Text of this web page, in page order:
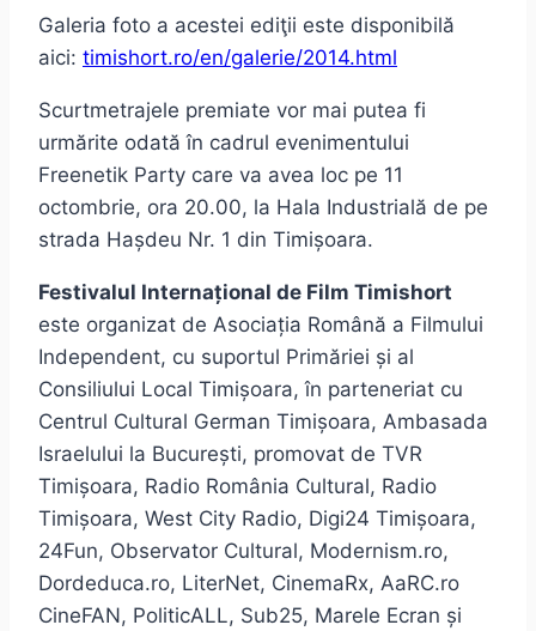
Galeria foto a acestei ediţii este disponibilă
aici: timishort.ro/en/galerie/2014.html
Scurtmetrajele premiate vor mai putea fi
urmărite odată în cadrul evenimentului
Freenetik Party care va avea loc pe 11
octombrie, ora 20.00, la Hala Industrială de pe
strada Hașdeu Nr. 1 din Timișoara.
Festivalul Internațional de Film Timishort
este organizat de Asociația Română a Filmului
Independent, cu suportul Primăriei și al
Consiliului Local Timișoara, în parteneriat cu
Centrul Cultural German Timișoara, Ambasada
Israelului la București, promovat de TVR
Timișoara, Radio România Cultural, Radio
Timișoara, West City Radio, Digi24 Timișoara,
24Fun, Observator Cultural, Modernism.ro,
Dordeduca.ro, LiterNet, CinemaRx, AaRC.ro
CineFAN, PoliticALL, Sub25, Marele Ecran și